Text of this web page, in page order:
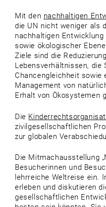
Mit den nachhaltigen
die UN nicht weniger als
nachhaltigen
sowie ökologischer
Ziele sind die
Lebensverhältnissen, die
Chancengleichheit sowie
Management von
Erhalt von Ökosystemen
Die
zivilgesellschaftlichen
zur globalen
Die Mitmachausstellung
Besucherinnen und
lehrreiche Weltreise ein.
erleben und diskutieren
gesellschaftlichen